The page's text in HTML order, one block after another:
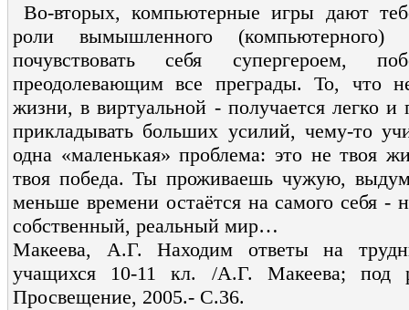
Во-вторых, компьютерные игры дают
роли вымышленного
почувствовать себя супергероем,
преодолевающим все преграды. То, что
жизни, в виртуальной - получается легко
прикладывать больших усилий, чему-то
одна «маленькая» проблема: это не твоя
твоя победа. Ты проживаешь чужую,
меньше времени остаётся на самого себя -
собственный, реальный мир…
Макеева, А.Г. Находим ответы на
учащихся 10-11 кл. /А.Г. Макеева;
Просвещение, 2005.- С.36.